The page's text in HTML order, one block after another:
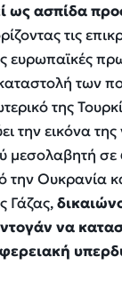
ως ασπίδα
τις
ευρωπαϊκές
των
της
την εικόνα της
μεσολαβητή σε
την Ουκρανία
Γάζας,
να